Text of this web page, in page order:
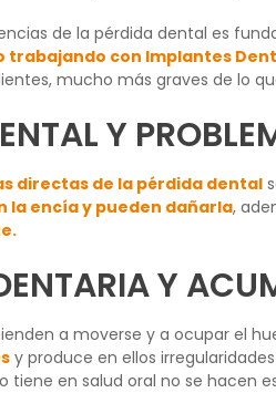
de la pérdida dental es
con Implantes
mucho más graves de lo
Y
directas de la pérdida dental
la encía y pueden dañarla,
Y
a moverse y a ocupar el
y produce en ellos
tiene en salud oral no se hacen